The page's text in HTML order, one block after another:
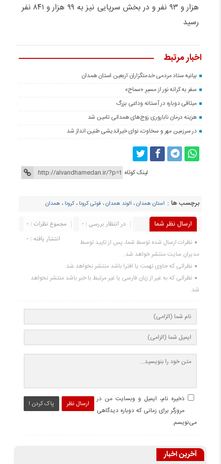
هزار و ۹۳ نفر و در بخش سرپایی نیز به ۹۹ هزار و ۸۴۱ نفر
رسید
اخبار مرتبط
بیانیه ستاد مردمی خدمتگزاران اربعین استان همدان
سفر به کرانه‌ نور از مسیرِ «سماح»
میثاقی دوباره در آستانه‌ وداعی بزرگ
هزینه درمان ناباروری زوج‌های همدانی تامین شد
در سرزمین مهر و سخاوت، نوای خیراندیشی طنین انداز شد
لینک کوتاه
برچسب ها : استان همدان، الوند همدان، فوتی کرونا ،کرونا ، همدان
ارسال نظر شما مجموع نظرات : 0
در انتظار بررسی : 0
انتشار یافته : 0
نظرات ارسال شده توسط شما، پس از تایید توسط
مدیران سایت منتشر خواهد شد.
نظراتی که حاوی تهمت یا افترا باشد منتشر نخواهد شد.
نظراتی که به غیر از زبان فارسی یا غیر مرتبط با خبر باشد منتشر نخواهد
شد.
ارسال نظر پاک کردن !
ذخیره نام، ایمیل و وبسایت من در
مرورگر برای زمانی که دوباره دیدگاهی
می‌نویسم.
آخرین اخبار